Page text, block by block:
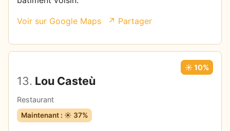
Voir sur Google Maps ↗ Partager
13. Lou Casteù
Restaurant
☀️ 10%
Maintenant : ☀️ 37%